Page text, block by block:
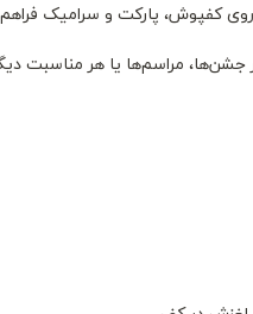
روی کفپوش، پارکت و سرامیک
مراسم‌ها یا هر مناسبت